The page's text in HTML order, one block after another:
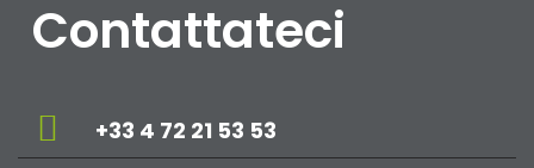
Contattateci
+33 4 72 21 53 53